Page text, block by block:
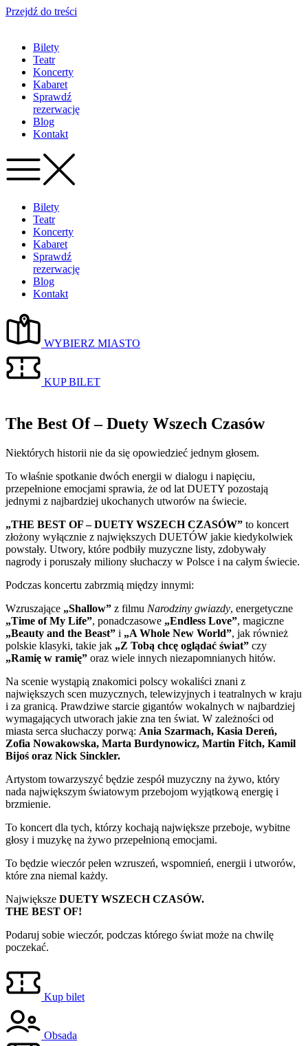
Przejdź do treści
Bilety
Teatr
Koncerty
Kabaret
Sprawdź
rezerwację
Blog
Kontakt
Bilety
Teatr
Koncerty
Kabaret
Sprawdź
rezerwację
Blog
Kontakt
WYBIERZ MIASTO
KUP BILET
The Best Of – Duety Wszech Czasów
Niektórych historii nie da się opowiedzieć jednym głosem.
To właśnie spotkanie dwóch energii w dialogu i napięciu,
przepełnione emocjami sprawia, że od lat DUETY pozostają
jednymi z najbardziej ukochanych utworów na świecie.
„THE BEST OF – DUETY WSZECH CZASÓW” to koncert
złożony wyłącznie z największych DUETÓW jakie kiedykolwiek
powstały. Utwory, które podbiły muzyczne listy, zdobywały
nagrody i poruszały miliony słuchaczy w Polsce i na całym świecie.
Podczas koncertu zabrzmią między innymi:
Wzruszające „Shallow” z filmu Narodziny gwiazdy, energetyczne
„Time of My Life”, ponadczasowe „Endless Love”, magiczne
„Beauty and the Beast” i „A Whole New World”, jak również
polskie klasyki, takie jak „Z Tobą chcę oglądać świat” czy
„Ramię w ramię” oraz wiele innych niezapomnianych hitów.
Na scenie wystąpią znakomici polscy wokaliści znani z
największych scen muzycznych, telewizyjnych i teatralnych w kraju
i za granicą. Prawdziwe starcie gigantów wokalnych w najbardziej
wymagających utworach jakie zna ten świat. W zależności od
miasta serca słuchaczy porwą: Ania Szarmach, Kasia Dereń,
Zofia Nowakowska, Marta Burdynowicz, Martin Fitch, Kamil
Bijoś oraz Nick Sinckler.
Artystom towarzyszyć będzie zespół muzyczny na żywo, który
nada największym światowym przebojom wyjątkową energię i
brzmienie.
To koncert dla tych, którzy kochają największe przeboje, wybitne
głosy i muzykę na żywo przepełnioną emocjami.
To będzie wieczór pełen wzruszeń, wspomnień, energii i utworów,
które zna niemal każdy.
Największe DUETY WSZECH CZASÓW.
THE BEST OF!
Podaruj sobie wieczór, podczas którego świat może na chwilę
poczekać.
Kup bilet
Obsada